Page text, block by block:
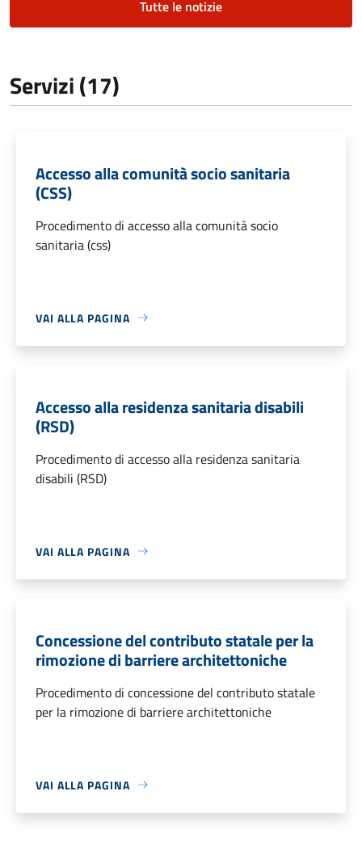
Tutte le notizie
Servizi (17)
Accesso alla comunità socio sanitaria
(CSS)
Procedimento di accesso alla comunità socio
sanitaria (css)
VAI ALLA PAGINA
Accesso alla residenza sanitaria disabili
(RSD)
Procedimento di accesso alla residenza sanitaria
disabili (RSD)
VAI ALLA PAGINA
Concessione del contributo statale per la
rimozione di barriere architettoniche
Procedimento di concessione del contributo statale
per la rimozione di barriere architettoniche
VAI ALLA PAGINA